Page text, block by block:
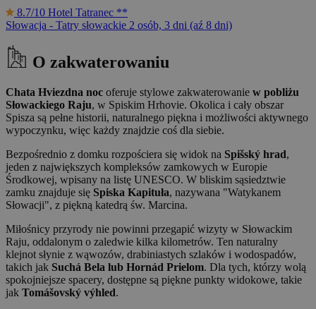
8.7/10 Hotel Tatranec **
Słowacja - Tatry słowackie 2 osób, 3 dni (aź 8 dni)
O zakwaterowaniu
Chata Hviezdna noc oferuje stylowe zakwaterowanie w pobliżu
Słowackiego Raju, w Spiskim Hrhovie. Okolica i cały obszar
Spisza są pełne historii, naturalnego piękna i możliwości aktywnego
wypoczynku, więc każdy znajdzie coś dla siebie.
Bezpośrednio z domku rozpościera się widok na Spišský hrad,
jeden z największych kompleksów zamkowych w Europie
Środkowej, wpisany na listę UNESCO. W bliskim sąsiedztwie
zamku znajduje się Spiska Kapituła, nazywana "Watykanem
Słowacji", z piękną katedrą św. Marcina.
Miłośnicy przyrody nie powinni przegapić wizyty w Słowackim
Raju, oddalonym o zaledwie kilka kilometrów. Ten naturalny
klejnot słynie z wąwozów, drabiniastych szlaków i wodospadów,
takich jak Suchá Bela lub Hornád Prielom. Dla tych, którzy wolą
spokojniejsze spacery, dostępne są piękne punkty widokowe, takie
jak Tomášovský výhled.